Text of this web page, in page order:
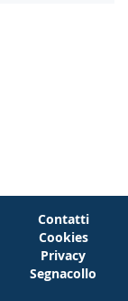
Contatti
Cookies
Privacy
Segnacollo